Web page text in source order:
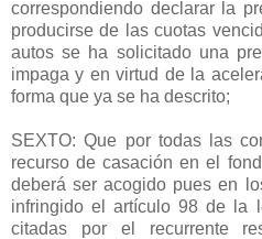
correspondiendo declarar la
producirse de las cuotas
autos se ha solicitado una
impaga y en virtud de la
forma que ya se ha descrito;
SEXTO: Que por todas las
recurso de casación en el
deberá ser acogido pues en
infringido el artículo 98 de la
citadas por el recurrente